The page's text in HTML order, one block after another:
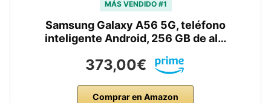
MÁS VENDIDO #1
Samsung Galaxy A56 5G, teléfono
inteligente Android, 256 GB de al…
373,00€
Comprar en Amazon